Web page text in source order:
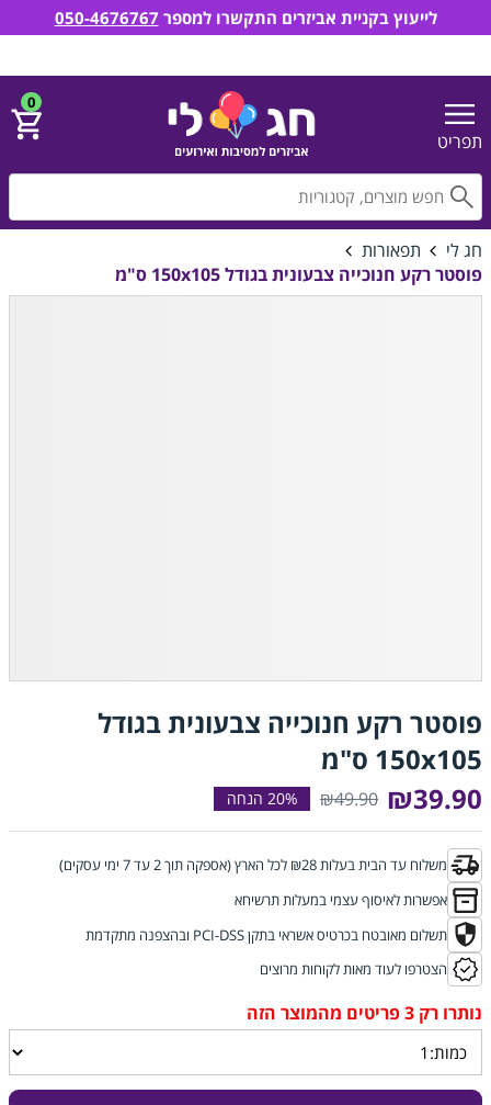
תפריט
0
חג לי
תפאורות
פוסטר רקע חנוכייה צבעונית בגודל 150x105 ס"מ
פוסטר רקע חנוכייה צבעונית בגודל
150x105 ס"מ
₪39.90
₪49.90
משלוח עד הבית בעלות ₪28 לכל הארץ (אספקה תוך 2 עד 7 ימי עסקים)
אפשרות לאיסוף עצמי במעלות תרשיחא
תשלום מאובטח בכרטיס אשראי בתקן PCI-DSS ובהצפנה מתקדמת
הצטרפו לעוד מאות לקוחות מרוצים
לייעוץ בקניית אביזרים התקשרו למספר 050-4676767